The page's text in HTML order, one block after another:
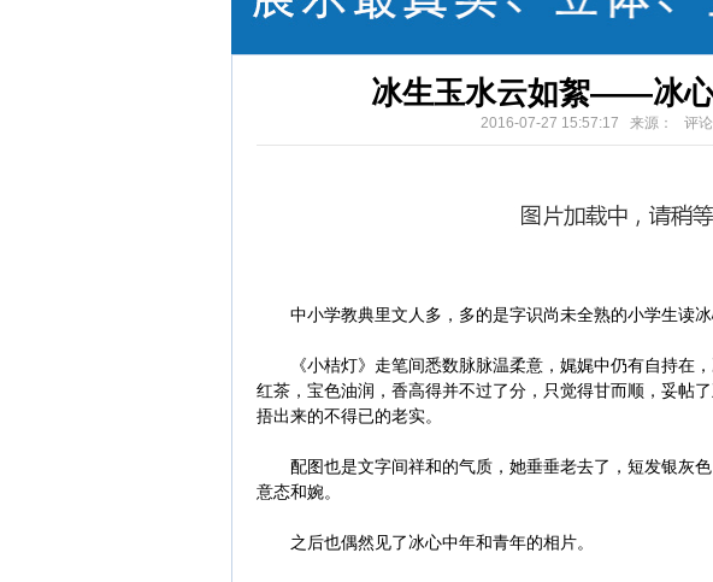
冰生玉水云如絮——冰
2016-07-27 15:57:17 来源： 评论
中小学教典里文人多，多的是字识尚未全熟的小学生读冰
《小桔灯》走笔间悉数脉脉温柔意，娓娓中仍有自持在，
红茶，宝色油润，香高得并不过了分，只觉得甘而顺，妥帖
捂出来的不得已的老实。
配图也是文字间祥和的气质，她垂垂老去了，短发银灰色
意态和婉。
之后也偶然见了冰心中年和青年的相片。